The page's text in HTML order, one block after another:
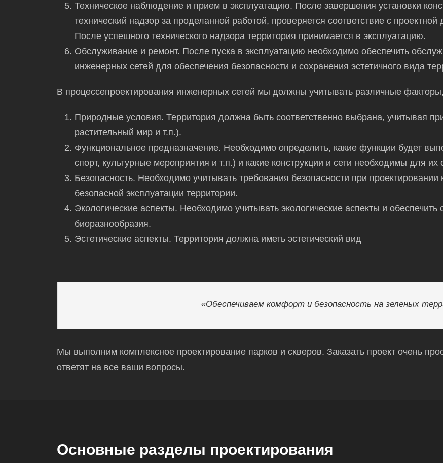
Техническое наблюдение и прием в эксплуатацию. После завершения установки
технический надзор за проделанной работой, проверяется соответствие с проектной
После успешного технического надзора территория принимается в эксплуатацию.
Обслуживание и ремонт. После пуска в эксплуатацию необходимо обеспечить
инженерных сетей для обеспечения безопасности и сохранения эстетичного вида
В процессепроектирования инженерных сетей мы должны учитывать различные
Природные условия. Территория должна быть соответственно выбрана, учитывая
растительный мир и т.п.).
Функциональное предназначение. Необходимо определить, какие функции будет
спорт, культурные мероприятия и т.п.) и какие конструкции и сети необходимы для их
Безопасность. Необходимо учитывать требования безопасности при проектировании
безопасной эксплуатации территории.
Экологические аспекты. Необходимо учитывать экологические аспекты и
биоразнообразия.
Эстетические аспекты. Территория должна иметь эстетический вид
«Обеспечиваем комфорт и безопасность на зеленых
Мы выполним комплексное проектирование парков и скверов. Заказать проект очень
ответят на все ваши вопросы.
Основные разделы проектирования